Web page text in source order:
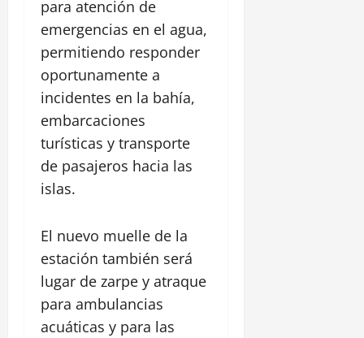
para atención de
emergencias en el agua,
permitiendo responder
oportunamente a
incidentes en la bahía,
embarcaciones
turísticas y transporte
de pasajeros hacia las
islas.
El nuevo muelle de la
estación también será
lugar de zarpe y atraque
para ambulancias
acuáticas y para las